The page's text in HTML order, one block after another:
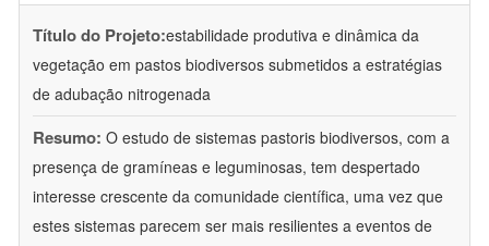
Título do Projeto:estabilidade produtiva e dinâmica da
vegetação em pastos biodiversos submetidos a estratégias
de adubação nitrogenada
Resumo: O estudo de sistemas pastoris biodiversos, com a
presença de gramíneas e leguminosas, tem despertado
interesse crescente da comunidade científica, uma vez que
estes sistemas parecem ser mais resilientes a eventos de